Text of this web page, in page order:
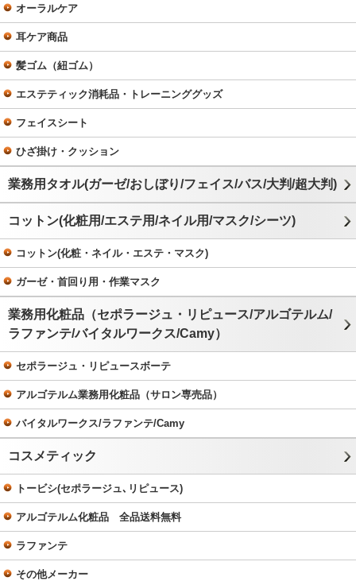
オーラルケア
耳ケア商品
髪ゴム（紐ゴム）
エステティック消耗品・トレーニンググッズ
フェイスシート
ひざ掛け・クッション
業務用タオル(ガーゼ/おしぼり/フェイス/バス/大判/超大判)
コットン(化粧用/エステ用/ネイル用/マスク/シーツ)
コットン(化粧・ネイル・エステ・マスク)
ガーゼ・首回り用・作業マスク
業務用化粧品（セポラージュ・リピュース/アルゴテルム/
ラファンテ/バイタルワークス/Camy）
セポラージュ・リピュースボーテ
アルゴテルム業務用化粧品（サロン専売品）
バイタルワークス/ラファンテ/Camy
コスメティック
トービシ(セポラージュ､リピュース)
アルゴテルム化粧品 全品送料無料
ラファンテ
その他メーカー